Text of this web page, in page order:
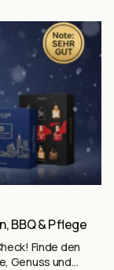
BBQ & Pflege
Finde den
Genuss und